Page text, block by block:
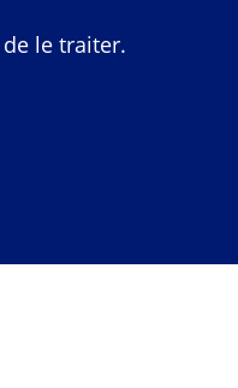
le traiter.